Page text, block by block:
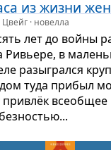
из жизни
· новелла
лет до войны
Ривьере, в
разы­грался
туда при­был
при­влёк